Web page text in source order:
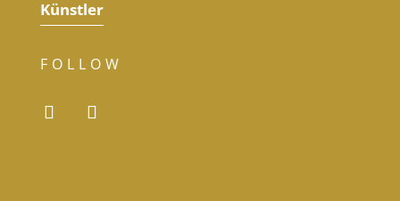
Künstler
FOLLOW